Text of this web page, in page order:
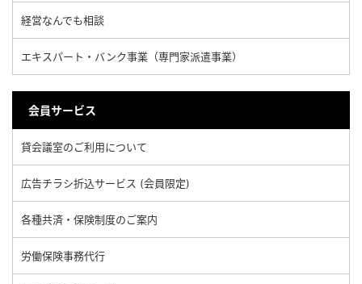
経営なんでも相談
エキスパート・バンク事業（専門家派遣事業）
会員サービス
貸会議室のご利用について
広告チラシ折込サービス (会員限定)
各種共済・保険制度のご案内
労働保険事務代行